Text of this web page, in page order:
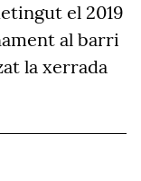
el 2019
al barri
la xerrada